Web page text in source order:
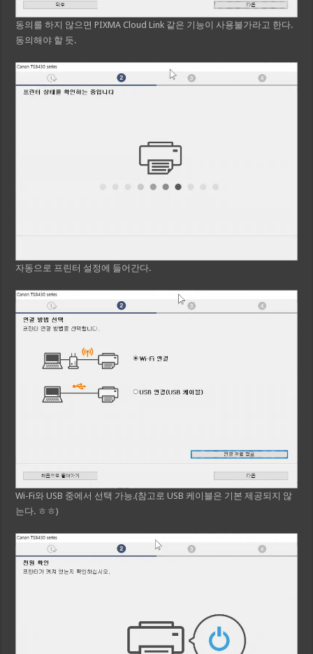
동의를 하지 않으면 PIXMA Cloud Link 같은 기능이 사용불가라고 한다.
동의해야 할 듯.
자동으로 프린터 설정에 들어간다.
Wi-Fi와 USB 중에서 선택 가능.(참고로 USB 케이블은 기본 제공되지 않
는다. ㅎㅎ)